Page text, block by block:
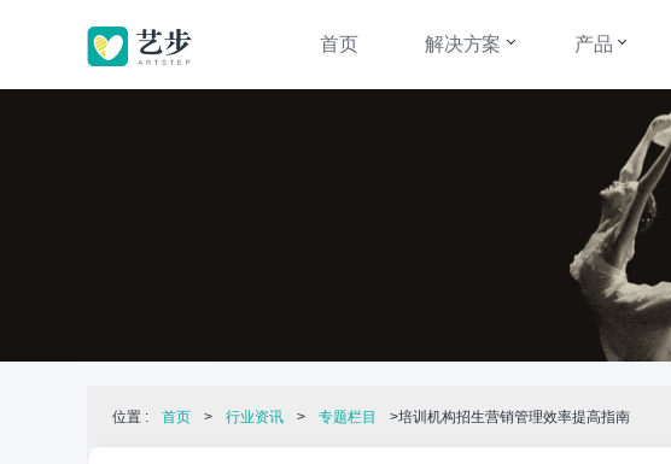
首页 解决方案 产品
位置 : 首页 > 行业资讯 > 专题栏目 >培训机构招生营销管理效率提高指南